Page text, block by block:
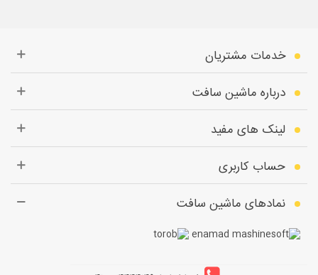
خدمات مشتریان
درباره ماشین سافت
لینک های مفید
حساب کاربری
نمادهای ماشین سافت